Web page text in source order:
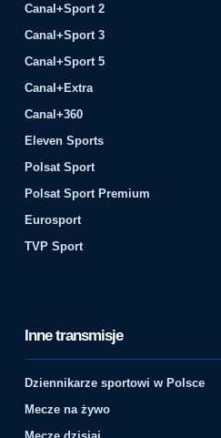
Canal+Sport 2
Canal+Sport 3
Canal+Sport 5
Canal+Extra
Canal+360
Eleven Sports
Polsat Sport
Polsat Sport Premium
Eurosport
TVP Sport
Inne transmisje
Dziennikarze sportowi w Polsce
Mecze na żywo